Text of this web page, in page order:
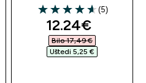
4.6 out of 5 stars
(5)
discounted
12.24€‎
Bilo 17,49 €‎
Uštedi 5,25 €‎